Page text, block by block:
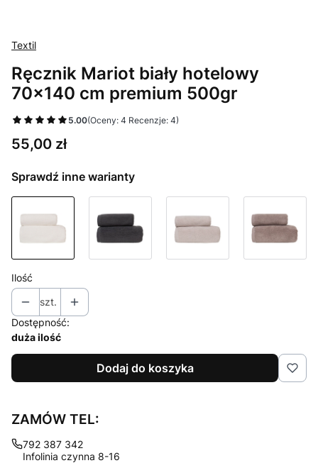
Textil
Ręcznik Mariot biały hotelowy
70x140 cm premium 500gr
5.00(Oceny: 4 Recenzje: 4)
Cena
55,00 zł
Sprawdź inne warianty
Ilość
szt.
Dostępność:
duża ilość
Dodaj do koszyka
ZAMÓW TEL:
792 387 342
Infolinia czynna 8-16